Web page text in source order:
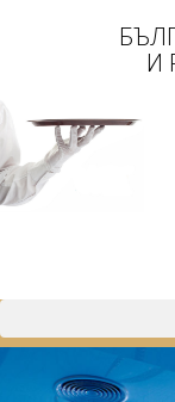
И